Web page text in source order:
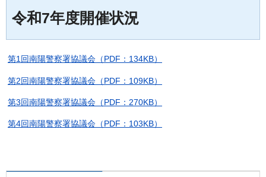
令和7年度開催状況
第1回南陽警察署協議会（PDF：134KB）
第2回南陽警察署協議会（PDF：109KB）
第3回南陽警察署協議会（PDF：270KB）
第4回南陽警察署協議会（PDF：103KB）